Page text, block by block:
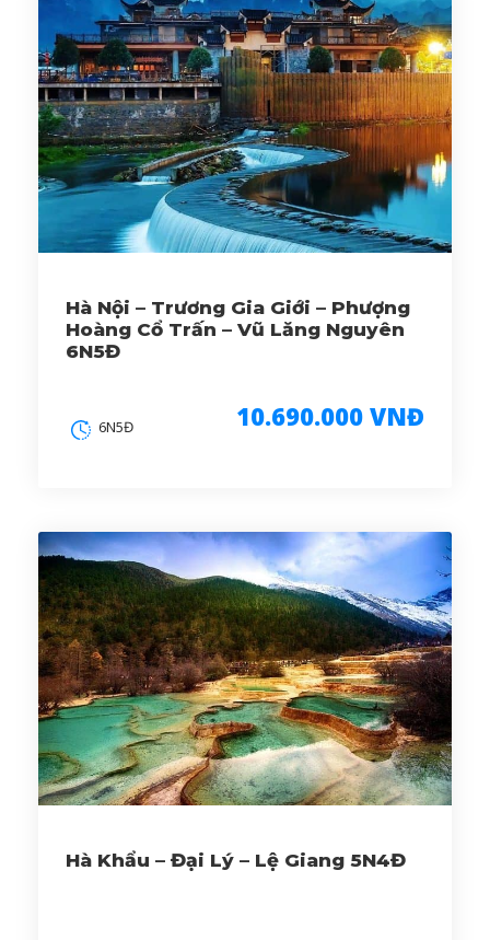
Hà Nội – Trương Gia Giới – Phượng
Hoàng Cổ Trấn – Vũ Lăng Nguyên
6N5Đ
10.690.000 VNĐ
6N5Đ
Hà Khẩu – Đại Lý – Lệ Giang 5N4Đ